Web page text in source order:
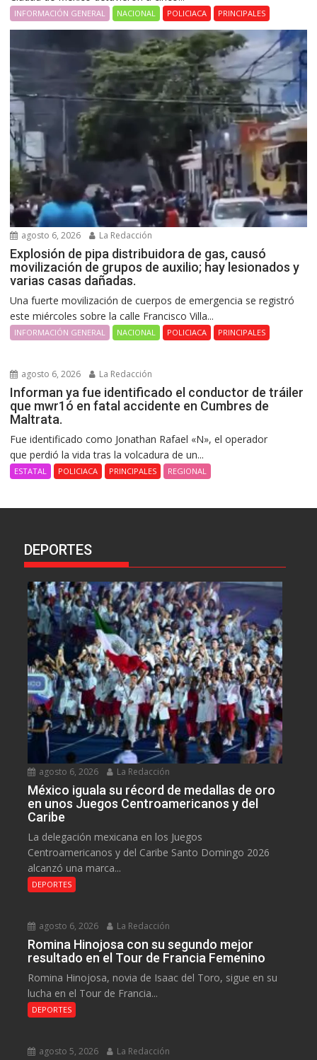
INFORMACIÓN GENERAL NACIONAL POLICIACA PRINCIPALES
agosto 6, 2026 La Redacción
Explosión de pipa distribuidora de gas, causó
movilización de grupos de auxilio; hay lesionados y
varias casas dañadas.
Una fuerte movilización de cuerpos de emergencia se registró
este miércoles sobre la calle Francisco Villa...
INFORMACIÓN GENERAL NACIONAL POLICIACA PRINCIPALES
agosto 6, 2026 La Redacción
Informan ya fue identificado el conductor de tráiler
que mwr1ó en fatal accidente en Cumbres de
Maltrata.
Fue identificado como Jonathan Rafael «N», el operador
que perdió la vida tras la volcadura de un...
ESTATAL POLICIACA PRINCIPALES REGIONAL
DEPORTES
agosto 6, 2026 La Redacción
México iguala su récord de medallas de oro
en unos Juegos Centroamericanos y del
Caribe
La delegación mexicana en los Juegos
Centroamericanos y del Caribe Santo Domingo 2026
alcanzó una marca...
DEPORTES
agosto 6, 2026 La Redacción
Romina Hinojosa con su segundo mejor
resultado en el Tour de Francia Femenino
Romina Hinojosa, novia de Isaac del Toro, sigue en su
lucha en el Tour de Francia...
DEPORTES
agosto 5, 2026 La Redacción